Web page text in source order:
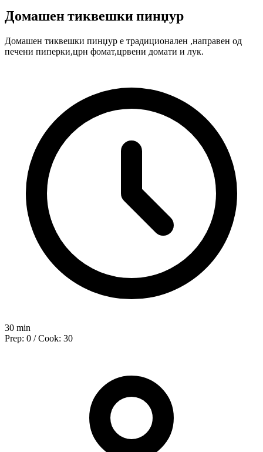
Домашен тиквешки пинџур
Домашен тиквешки пинџур е традиционален ,направен од
печени пиперки,црн фомат,црвени домати и лук.
30 min
Prep: 0 / Cook: 30